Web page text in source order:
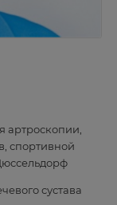
артроскопии,
спортивной
сустава